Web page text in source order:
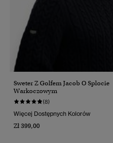
Sweter Z Golfem Jacob O Splocie
Warkoczowym
(8)
Więcej Dostępnych Kolorów
Zł 399,00